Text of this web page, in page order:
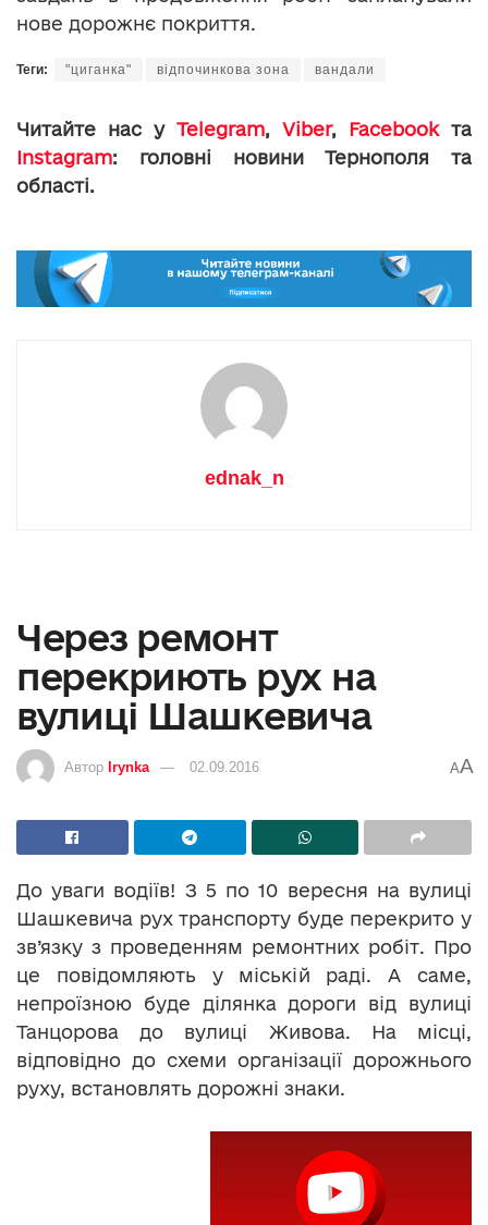
нове дорожнє покриття.
Теги: "циганка" відпочинкова зона вандали
Читайте нас у Telegram, Viber, Facebookта
Instagram: головні новини Тернополя та
області.
ednak_n
Через ремонт
перекриють рух на
вулиці Шашкевича
Автор Irynka 02.09.2016 AA
До уваги водіїв! З 5 по 10 вересня на вулиці
Шашкевича рух транспорту буде перекрито у
зв’язку з проведенням ремонтних робіт. Про
це повідомляють у міській раді. А саме,
непроїзною буде ділянка дороги від вулиці
Танцорова до вулиці Живова. На місці,
відповідно до схеми організації дорожнього
руху, встановлять дорожні знаки.